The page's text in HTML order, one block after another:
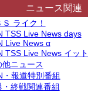
ニュース関連
Ｓ ライク！
TSS Live News days
Live News α
TSS Live News イッ
他ニュース
・報道特別番組
・終戦関連番組